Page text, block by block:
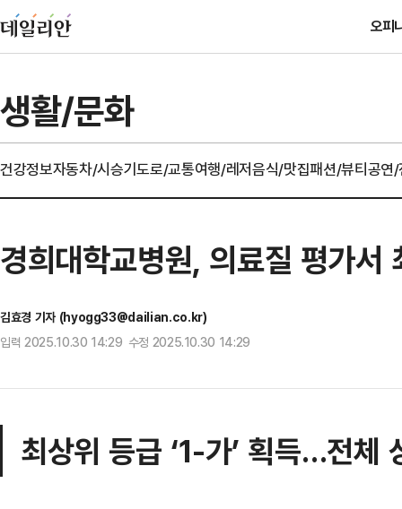
오피
생활/문화
건강정보자동차/시승기도로/교통여행/레저음식/맛집패션/뷰티공연
경희대학교병원, 의료질 평가서
김효경 기자 (hyogg33@dailian.co.kr)
입력 2025.10.30 14:29 수정 2025.10.30 14:29
최상위 등급 ‘1-가’ 획득…전체